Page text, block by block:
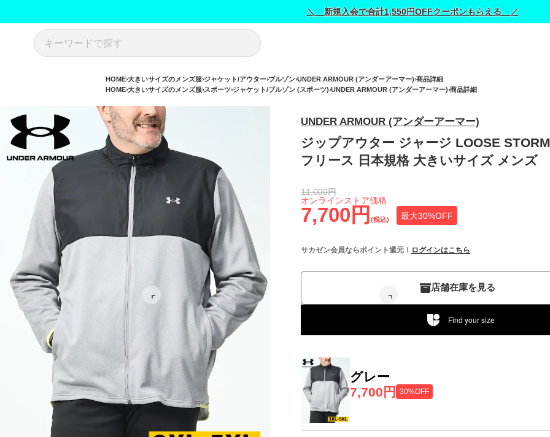
＼ 新規入会で合計1,550円OFFクーポンもらえる ／
HOME 大きいサイズのメンズ服 ジャケット/アウター ブルゾン UNDER ARMOUR (アンダーアーマー) 商品詳細
HOME 大きいサイズのメンズ服 スポーツ ジャケット/ブルゾン (スポーツ) UNDER ARMOUR (アンダーアーマー) 商品詳細
UNDER ARMOUR (アンダーアーマー)
ジップアウター ジャージ LOOSE
フリース 日本規格 大きいサイズ メンズ
7,700円 (税込) 最大30%OFF
オンラインストア価格
11,000円
サカゼン会員ならポイント還元！ ログインはこちら
店舗在庫を見る
Find your size
グレー
7,700円
30%OFF